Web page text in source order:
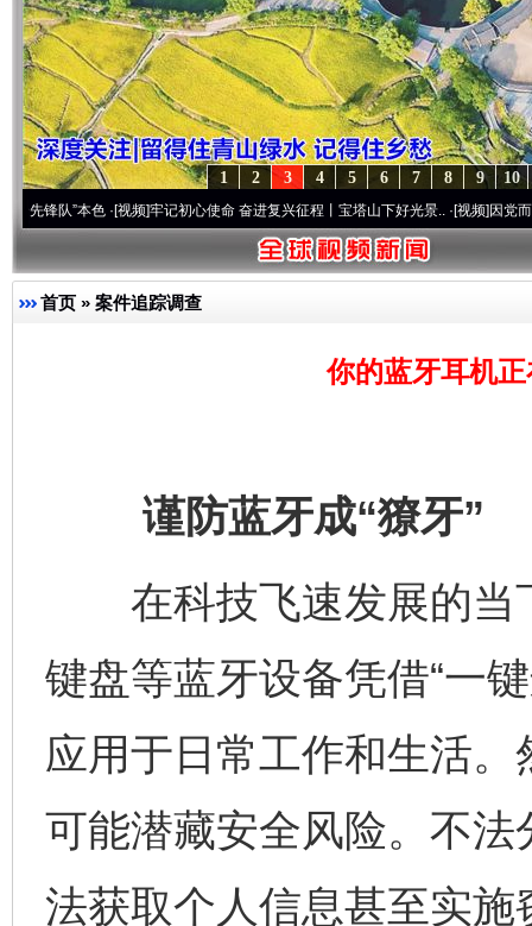
10
9
8
7
6
5
4
3
2
1
本色·[视频]牢记初心使命 奋进复兴征程丨宝塔山下好光景..·[视频]因党而生 为党
首页 » 案件追踪调查
你的蓝牙耳机
谨防蓝牙成“獠牙”
在科技飞速发展的当
键盘等蓝牙设备凭借“一
应用于日常工作和生活。
可能潜藏安全风险。不
法获取个人信息甚至实